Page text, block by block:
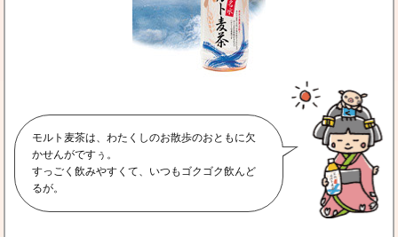
モルト麦茶は、わたくしのお散歩のおともに欠
かせんがですぅ。
すっごく飲みやすくて、いつもゴクゴク飲んど
るが。